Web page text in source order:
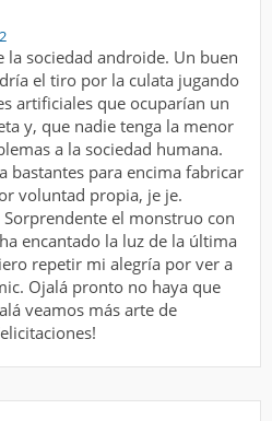
sociedad androide. Un buen
el tiro por la culata jugando
artificiales que ocuparían un
y, que nadie tenga la menor
a la sociedad humana.
bastantes para encima fabricar
voluntad propia, je je.
el monstruo con
encantado la luz de la última
repetir mi alegría por ver a
Ojalá pronto no haya que
veamos más arte de